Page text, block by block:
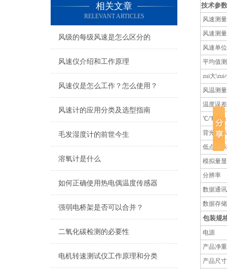
相关文章
RELEVANT ARTICLES
风级的每级风速是怎么区分的
风速仪介绍和工作原理
风速仪是怎么工作？怎么使用？
风速计的应用分类及选型指南
毛发湿度计的前世今生
溶氧计是什么
如何正确使用热电偶温度传感器
强弱电桥架是否可以合并？
二氧化碳检测的必要性
电机转速测试仪工作原理和分类
技术参数
风速测
风速测
风速单
平均值
zui大\zui
风温测量
温度误差
℃/℉转换
背光显示
低点提示
模拟量
分辨率
数据通讯
数据存储
包装规
电源
产品净重
产品尺寸